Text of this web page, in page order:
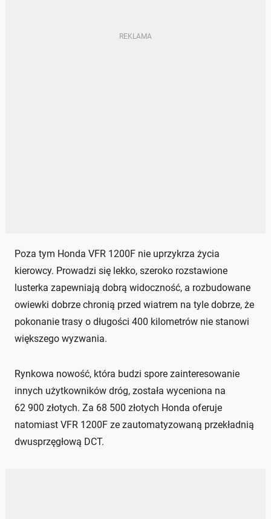
Poza tym Honda VFR 1200F nie uprzykrza życia
kierowcy. Prowadzi się lekko, szeroko rozstawione
lusterka zapewniają dobrą widoczność, a rozbudowane
owiewki dobrze chronią przed wiatrem na tyle dobrze, że
pokonanie trasy o długości 400 kilometrów nie stanowi
większego wyzwania.
Rynkowa nowość, która budzi spore zainteresowanie
innych użytkowników dróg, została wyceniona na
62 900 złotych. Za 68 500 złotych Honda oferuje
natomiast VFR 1200F ze zautomatyzowaną przekładnią
dwusprzęgłową DCT.